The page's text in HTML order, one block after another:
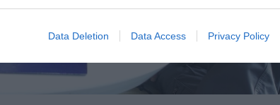
Data Deletion Data Access Privacy Policy